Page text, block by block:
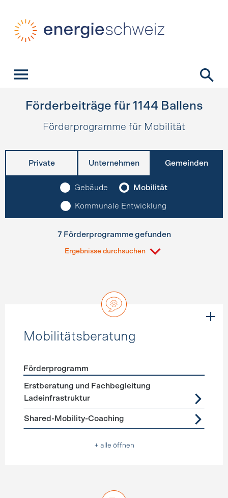
Förderbeiträge für 1144 Ballens
Förderprogramme für Mobilität
Private Unternehmen Gemeinden
Gebäude Mobilität
Kommunale Entwicklung
7 Förderprogramme gefunden
Ergebnisse durchsuchen
Mobilitätsberatung
Förderprogramme Mobilitätsberatung
Förderprogramm
Erstberatung und Fachbegleitung
Ladeinfrastruktur
Shared-Mobility-Coaching
+ alle öffnen